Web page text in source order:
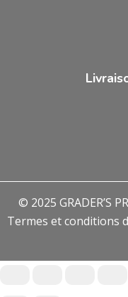
© 2025 GRADER’S
Termes et conditions